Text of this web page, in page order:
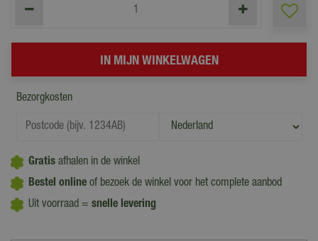
Bezorgkosten
Gratis afhalen in de winkel
Bestel online of bezoek de winkel voor het complete aanbod
Uit voorraad = snelle levering